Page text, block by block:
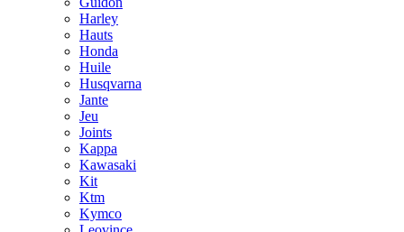
Harley
Hauts
Honda
Huile
Husqvarna
Jante
Jeu
Joints
Kappa
Kawasaki
Kit
Ktm
Kymco